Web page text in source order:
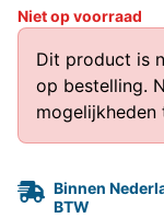
Niet op voorraad
Dit product is
op bestelling.
mogelijkheden
Binnen
BTW